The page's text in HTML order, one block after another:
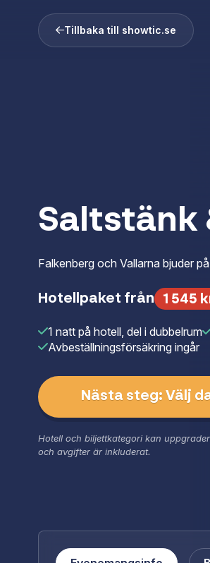
Tillbaka till showtic.se
Saltstänk
Falkenberg och Vallarna bjuder
Hotellpaket från 1 545
1 natt på hotell, del i dubbelrum
Avbeställningsförsäkring ingår
Nästa steg: Välj
Hotell och biljettkategori kan
och avgifter är inkluderat.